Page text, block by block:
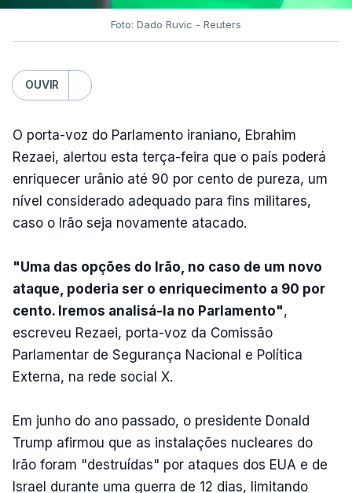
Foto: Dado Ruvic - Reuters
OUVIR
O porta-voz do Parlamento iraniano, Ebrahim
Rezaei, alertou esta terça-feira que o país poderá
enriquecer urânio até 90 por cento de pureza, um
nível considerado adequado para fins militares,
caso o Irão seja novamente atacado.
"Uma das opções do Irão, no caso de um novo
ataque, poderia ser o enriquecimento a 90 por
cento. Iremos analisá-la no Parlamento",
escreveu Rezaei, porta-voz da Comissão
Parlamentar de Segurança Nacional e Política
Externa, na rede social X.
Em junho do ano passado, o presidente Donald
Trump afirmou que as instalações nucleares do
Irão foram "destruídas" por ataques dos EUA e de
Israel durante uma guerra de 12 dias, limitando